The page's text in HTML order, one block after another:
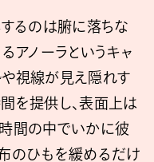
するのは腑に落ちな
アノーラというキャ
視線が見え隠れす
を提供し、表面上は
間の中でいかに彼
のひもを緩めるだけ